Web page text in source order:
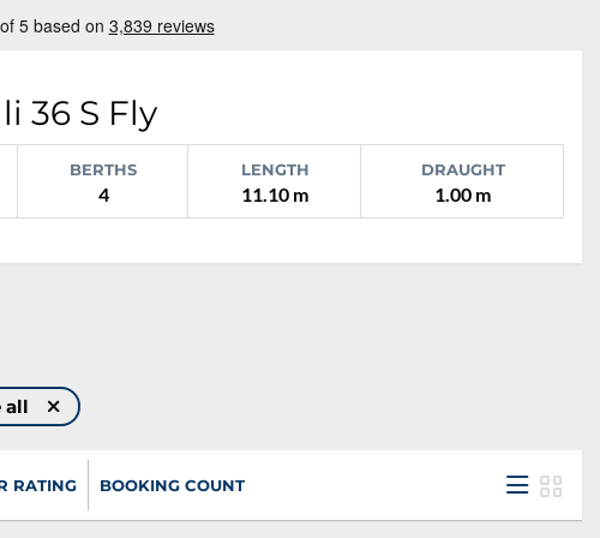
36 S Fly
BERTHS
4
LENGTH
11.10 m
DRAUGHT
1.00 m
all
RATING BOOKING COUNT